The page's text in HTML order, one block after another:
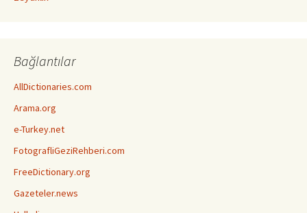
Bağlantılar
AllDictionaries.com
Arama.org
e-Turkey.net
FotografliGeziRehberi.com
FreeDictionary.org
Gazeteler.news